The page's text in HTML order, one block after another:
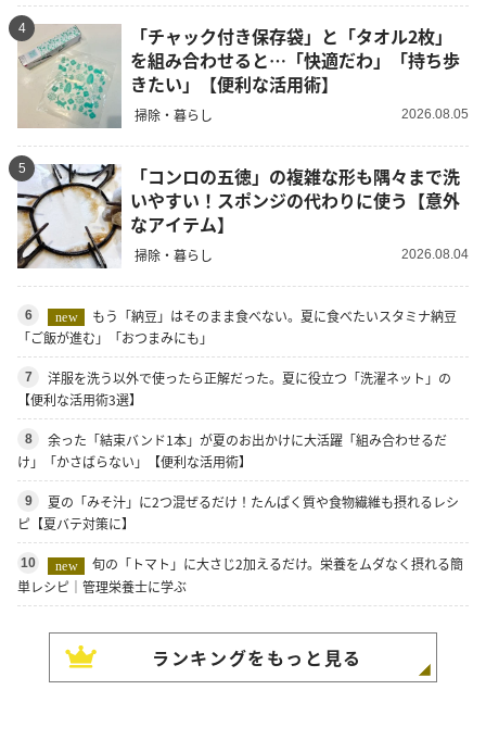
4
「チャック付き保存袋」と「タオル2枚」
を組み合わせると…「快適だわ」「持ち歩
きたい」【便利な活用術】
掃除・暮らし 2026.08.05
5
「コンロの五徳」の複雑な形も隅々まで洗
いやすい！スポンジの代わりに使う【意外
なアイテム】
掃除・暮らし 2026.08.04
6 new
もう「納豆」はそのまま食べない。夏に食べたいスタミナ納豆
「ご飯が進む」「おつまみにも」
7
洋服を洗う以外で使ったら正解だった。夏に役立つ「洗濯ネット」の
【便利な活用術3選】
8
余った「結束バンド1本」が夏のお出かけに大活躍「組み合わせるだ
け」「かさばらない」【便利な活用術】
9
夏の「みそ汁」に2つ混ぜるだけ！たんぱく質や食物繊維も摂れるレシ
ピ【夏バテ対策に】
10 new
旬の「トマト」に大さじ2加えるだけ。栄養をムダなく摂れる簡
単レシピ｜管理栄養士に学ぶ
ランキングをもっと見る